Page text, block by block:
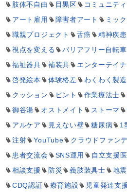
肢体不自由
目黒区 コミュニティ
アート雇用
障害者アート ミッ
職親プロジェクト
舌癌 精神疾患
視点を変える
バリアフリー自転車
福祉器具
補装具 エンターテイ
啓発絵本
体験格差 わくわく製
クッション
ピント 作業療法士
御谷湯
オストメイト ストーマ
アルケア
見えない壁 糖尿病 1
注射
YouTube クラウドファン
患者交流会
SNS運用 自立支援
相談支援
防災 義肢装具士 地震
CDQ認証
療育施設 児童発達支